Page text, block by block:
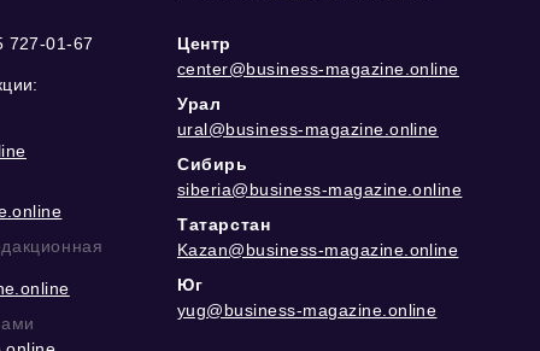
727-01-67
Центр
center@business-magazine.online
Урал
ural@business-magazine.online
Сибирь
siberia@business-magazine.online
Татарстан
Kazan@business-magazine.online
Юг
yug@business-magazine.online